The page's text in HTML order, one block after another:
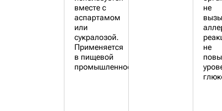
вместе с
аспартамом
или
сукралозой.
Применяется
в пищевой
промышленности.
не
не